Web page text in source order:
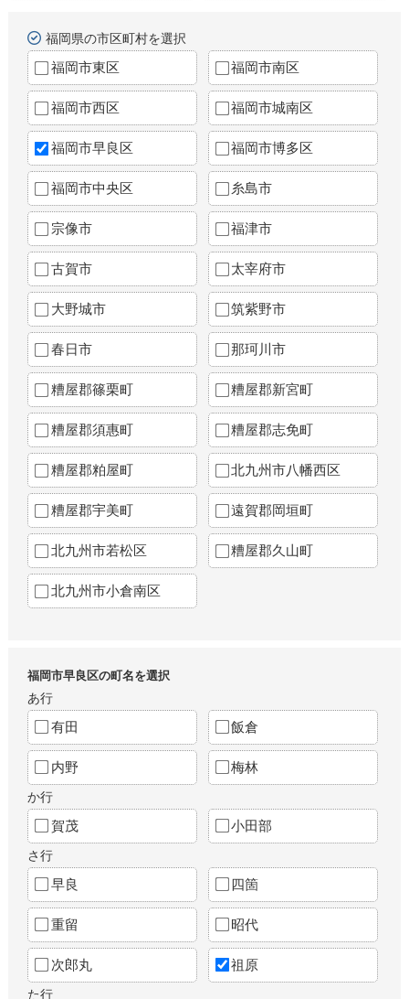
福岡県の市区町村を選択
福岡市東区 福岡市南区
福岡市西区 福岡市城南区
福岡市早良区 福岡市博多区
福岡市中央区 糸島市
宗像市 福津市
古賀市 太宰府市
大野城市 筑紫野市
春日市 那珂川市
糟屋郡篠栗町 糟屋郡新宮町
糟屋郡須惠町 糟屋郡志免町
糟屋郡粕屋町 北九州市八幡西区
糟屋郡宇美町 遠賀郡岡垣町
北九州市若松区 糟屋郡久山町
北九州市小倉南区
福岡市早良区の町名を選択
あ行
有田 飯倉
内野 梅林
か行
賀茂 小田部
さ行
早良 四箇
重留 昭代
次郎丸 祖原
た行